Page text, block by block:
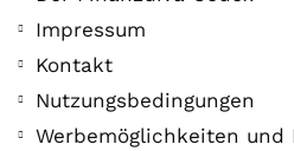
Impressum
Kontakt
Nutzungsbedingungen
Werbemöglichkeiten und